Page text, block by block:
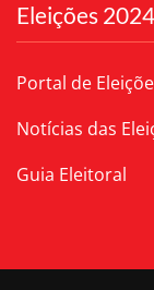
Eleições 2024
Portal de
Notícias das
Guia Eleitoral